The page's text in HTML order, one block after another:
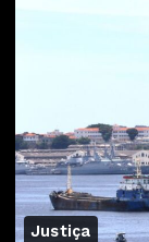
Justiça